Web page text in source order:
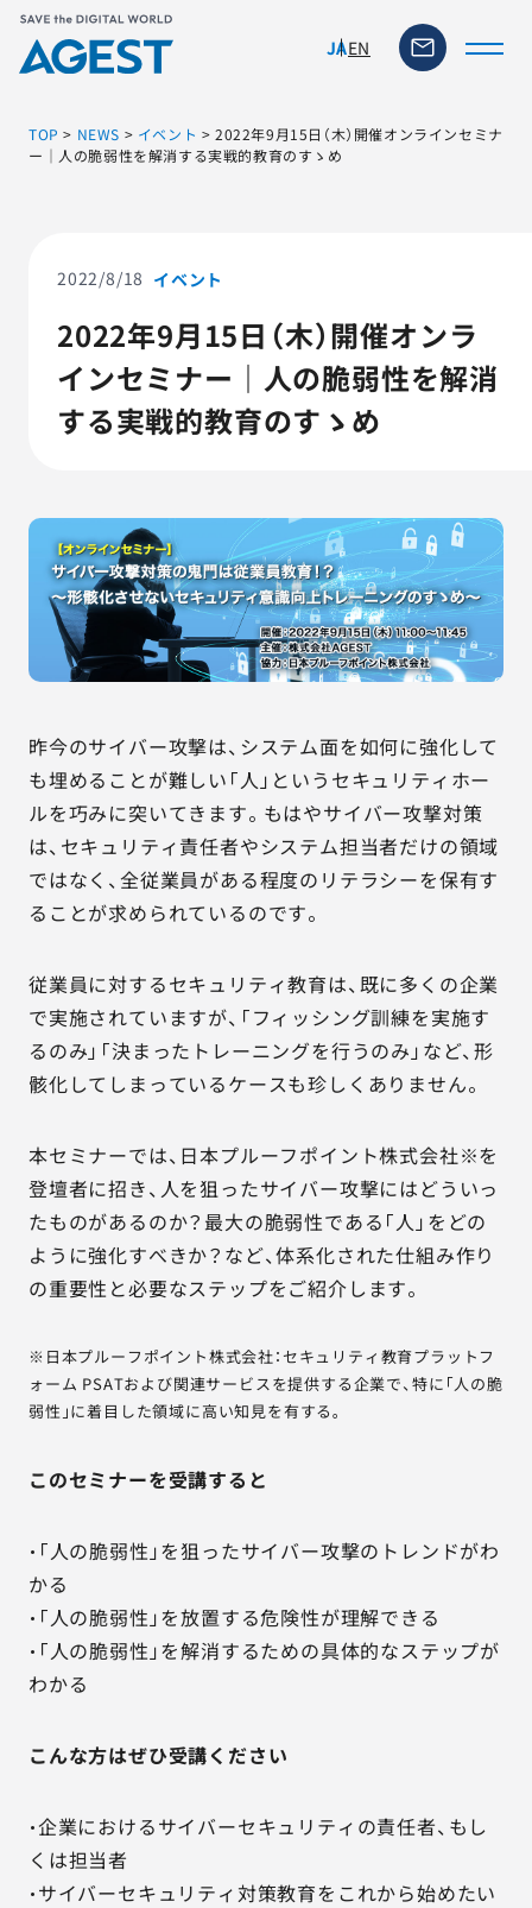
JAEN
ソリューション・サービス
脆弱性リスク管理ツール
TFACT (AIテストツール)
AGESTの強み
セミナー・イベント
事例紹介
会社情報
サービス詳細資料 見積・お問い合わせ
03-6865-4864
（平日9:30〜18:00）
※その他のご連絡は03-5333-1246
TOP > NEWS > イベント >2022年9月15日（木）開催オンラインセミナ
ー｜人の脆弱性を解消する実戦的教育のすゝめ
2022/8/18 イベント
2022年9月15日（木）開催オンラ
インセミナー｜人の脆弱性を解消
する実戦的教育のすゝめ
昨今のサイバー攻撃は、システム面を如何に強化して
も埋めることが難しい「人」というセキュリティホー
ルを巧みに突いてきます。もはやサイバー攻撃対策
は、セキュリティ責任者やシステム担当者だけの領域
ではなく、全従業員がある程度のリテラシーを保有す
ることが求められているのです。
従業員に対するセキュリティ教育は、既に多くの企業
で実施されていますが、「フィッシング訓練を実施す
るのみ」「決まったトレーニングを行うのみ」など、形
骸化してしまっているケースも珍しくありません。
本セミナーでは、日本プルーフポイント株式会社※を
登壇者に招き、人を狙ったサイバー攻撃にはどういっ
たものがあるのか？最大の脆弱性である「人」をどの
ように強化すべきか？など、体系化された仕組み作り
の重要性と必要なステップをご紹介します。
※日本プルーフポイント株式会社：セキュリティ教育プラットフ
ォーム PSATおよび関連サービスを提供する企業で、特に「人の脆
弱性」に着目した領域に高い知見を有する。
このセミナーを受講すると
・「人の脆弱性」を狙ったサイバー攻撃のトレンドがわ
かる
・「人の脆弱性」を放置する危険性が理解できる
・「人の脆弱性」を解消するための具体的なステップが
わかる
こんな方はぜひ受講ください
・企業におけるサイバーセキュリティの責任者、もし
くは担当者
・サイバーセキュリティ対策教育をこれから始めたい